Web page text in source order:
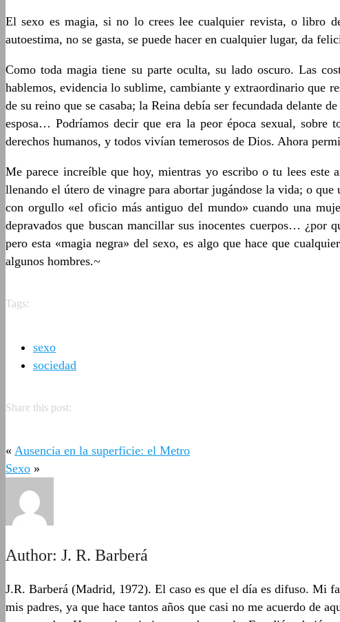
El sexo es magia, si no lo crees lee cualquier revista, o libro
autoestima, no se gasta, se puede hacer en cualquier lugar, da
Como toda magia tiene su parte oculta, su lado oscuro. Las
hablemos, evidencia lo sublime, cambiante y extraordinario que
de su reino que se casaba; la Reina debía ser fecundada delante
esposa… Podríamos decir que era la peor época sexual, sobre
derechos humanos, y todos vivían temerosos de Dios. Ahora
Me parece increíble que hoy, mientras yo escribo o tu lees
llenando el útero de vinagre para abortar jugándose la vida; o
con orgullo «el oficio más antiguo del mundo» cuando una
depravados que buscan mancillar sus inocentes cuerpos… ¿por
pero esta «magia negra» del sexo, es algo que hace que
algunos hombres.~
Tags:
sexo
sociedad
Share this post:
« Ausencia en la superficie: el Metro
Sexo »
Author: J. R. Barberá
J.R. Barberá (Madrid, 1972). El caso es que el día es difuso. Mi
mis padres, ya que hace tantos años que casi no me acuerdo de